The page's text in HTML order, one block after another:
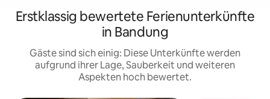
Erstklassig bewertete Ferienunterkünfte
in Bandung
Gäste sind sich einig: Diese Unterkünfte werden
aufgrund ihrer Lage, Sauberkeit und weiteren
Aspekten hoch bewertet.